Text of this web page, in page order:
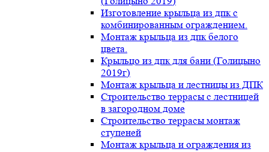
Изготовление крыльца из дпк с
комбинированным ограждением.
Монтаж крыльца из дпк белого
цвета.
Крыльцо из дпк для бани (Голицыно
2019г)
Монтаж крыльца и лестницы из ДПК
Строительство террасы с лестницей
в загородном доме
Строительство террасы монтаж
ступеней
Монтаж крыльца и ограждения из